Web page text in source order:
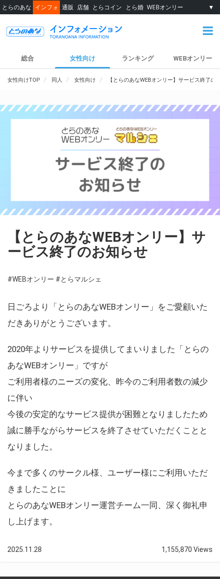
とらのあな インフォ 通販 店舗 とらコイン とら婚 WEBオンリー ▼
総合 女性向け ランキング WEBオンリー
女性向けTOP 同人 女性向け 【とらのあなWEBオンリー】サービス終了の
【とらのあなWEBオンリー】サ
ービス終了のお知らせ
#WEBオンリー #とらマルシェ
日ごろより「とらのあなWEBオンリー」をご愛顧いた
だきありがとうございます。
2020年よりサービスを提供してまいりました「とらの
あなWEBオンリー」ですが
ご利用者様のニーズの変化、昨今のご利用者数の減少
に伴い
今後の安定的なサービス提供が困難となりましたため
誠に勝手ながらサービスを終了させていただくことと
なりました。
今まで多くのサークル様、ユーザー様にご利用いただ
きましたことに
とらのあなWEBオンリー運営チーム一同、深く御礼申
し上げます。
2025.11.28 1,155,870 Views